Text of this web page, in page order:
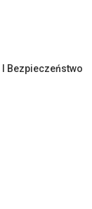
Bezpieczeństwo